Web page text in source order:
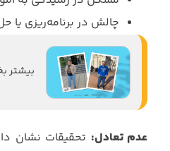
چالش در برنامه‌ریزی یا
عدم تعادل: تحقیقات نشان